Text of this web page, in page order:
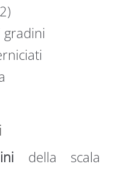
gradini
della scala